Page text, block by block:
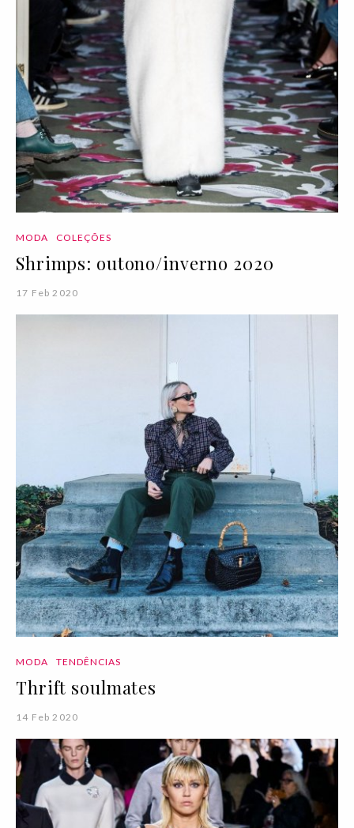
MODA COLEÇÕES
Shrimps: outono/inverno 2020
17 Feb 2020
MODA TENDÊNCIAS
Thrift soulmates
14 Feb 2020